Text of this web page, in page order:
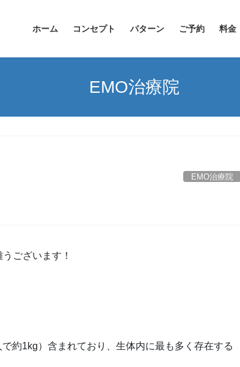
ホーム コンセプト パターン ご予約 料金
EMO治療院
EMO治療院
ございます！
約1kg）含まれており、生体内に最も多く存在する